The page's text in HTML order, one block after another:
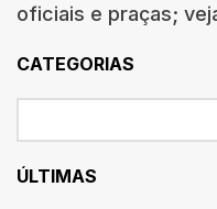
oficiais e praças;
CATEGORIAS
ÚLTIMAS